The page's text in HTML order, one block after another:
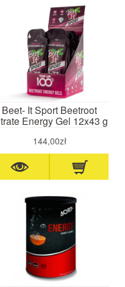
Beet- It Sport Beetroot
Energy Gel 12x43 g
144,00zł